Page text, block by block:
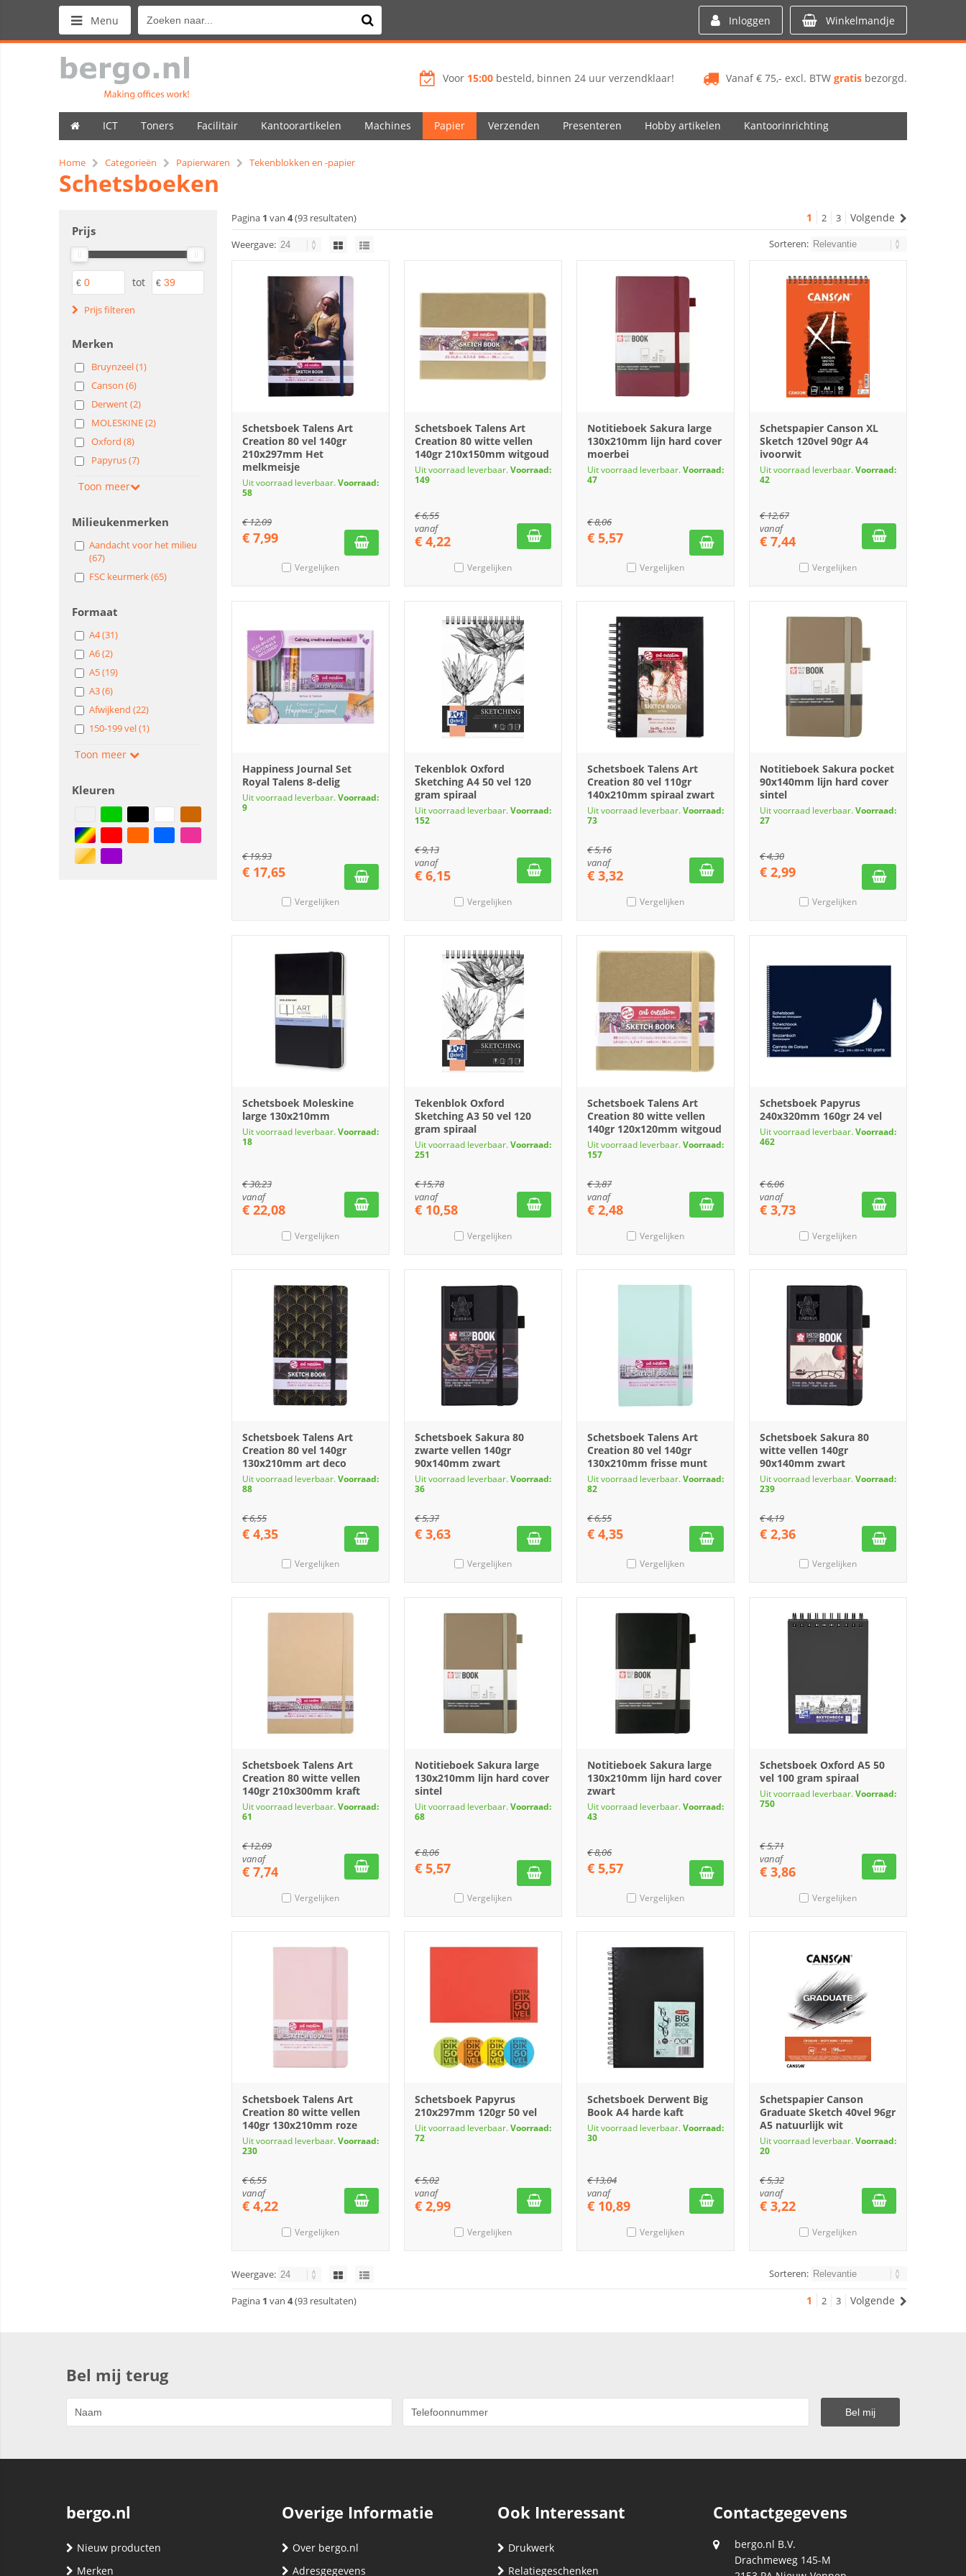
Menu Inloggen Winkelmandje
Vanaf € 75,- excl. BTW gratis bezorgd.
Voor 15:00 besteld, binnen 24 uur verzendklaar!
ICT Toners Facilitair Kantoorartikelen Machines Papier Verzenden Presenteren Hobby artikelen Kantoorinrichting
Home Categorieën Papierwaren Tekenblokken en -papier
Schetsboeken
Prijs
€ tot €
Prijs filteren
Merken
Bruynzeel (1)
Canson (6)
Derwent (2)
MOLESKINE (2)
Oxford (8)
Papyrus (7)
Toon meer
Milieukenmerken
Aandacht voor het milieu
(67)
FSC keurmerk (65)
Formaat
A4 (31)
A6 (2)
A5 (19)
A3 (6)
Afwijkend (22)
150-199 vel (1)
Toon meer
Kleuren
Pagina 1 van 4(93 resultaten) 1 2 3 Volgende
Weergave: Sorteren:
Schetsboek Talens Art
Creation 80 vel 140gr
210x297mm Het
melkmeisje
Uit voorraad leverbaar.Voorraad:
58
€12,09
€ 7,99
Vergelijken
Schetsboek Talens Art
Creation 80 witte vellen
140gr 210x150mm witgoud
Uit voorraad leverbaar.Voorraad:
149
€6,55
vanaf
€ 4,22
Vergelijken
Notitieboek Sakura large
130x210mm lijn hard cover
moerbei
Uit voorraad leverbaar.Voorraad:
47
€8,06
€ 5,57
Vergelijken
Schetspapier Canson XL
Sketch 120vel 90gr A4
ivoorwit
Uit voorraad leverbaar.Voorraad:
42
€12,67
vanaf
€ 7,44
Vergelijken
Happiness Journal Set
Royal Talens 8-delig
Uit voorraad leverbaar.Voorraad:
9
€19,93
€ 17,65
Vergelijken
Tekenblok Oxford
Sketching A4 50 vel 120
gram spiraal
Uit voorraad leverbaar.Voorraad:
152
€9,13
vanaf
€ 6,15
Vergelijken
Schetsboek Talens Art
Creation 80 vel 110gr
140x210mm spiraal zwart
Uit voorraad leverbaar.Voorraad:
73
€5,16
vanaf
€ 3,32
Vergelijken
Notitieboek Sakura pocket
90x140mm lijn hard cover
sintel
Uit voorraad leverbaar.Voorraad:
27
€4,30
€ 2,99
Vergelijken
Schetsboek Moleskine
large 130x210mm
Uit voorraad leverbaar.Voorraad:
18
€30,23
vanaf
€ 22,08
Vergelijken
Tekenblok Oxford
Sketching A3 50 vel 120
gram spiraal
Uit voorraad leverbaar.Voorraad:
251
€15,78
vanaf
€ 10,58
Vergelijken
Schetsboek Talens Art
Creation 80 witte vellen
140gr 120x120mm witgoud
Uit voorraad leverbaar.Voorraad:
157
€3,87
vanaf
€ 2,48
Vergelijken
Schetsboek Papyrus
240x320mm 160gr 24 vel
Uit voorraad leverbaar.Voorraad:
462
€6,06
vanaf
€ 3,73
Vergelijken
Schetsboek Talens Art
Creation 80 vel 140gr
130x210mm art deco
Uit voorraad leverbaar.Voorraad:
88
€6,55
€ 4,35
Vergelijken
Schetsboek Sakura 80
zwarte vellen 140gr
90x140mm zwart
Uit voorraad leverbaar.Voorraad:
36
€5,37
€ 3,63
Vergelijken
Schetsboek Talens Art
Creation 80 vel 140gr
130x210mm frisse munt
Uit voorraad leverbaar.Voorraad:
82
€6,55
€ 4,35
Vergelijken
Schetsboek Sakura 80
witte vellen 140gr
90x140mm zwart
Uit voorraad leverbaar.Voorraad:
239
€4,19
€ 2,36
Vergelijken
Schetsboek Talens Art
Creation 80 witte vellen
140gr 210x300mm kraft
Uit voorraad leverbaar.Voorraad:
61
€12,09
vanaf
€ 7,74
Vergelijken
Notitieboek Sakura large
130x210mm lijn hard cover
sintel
Uit voorraad leverbaar.Voorraad:
68
€8,06
€ 5,57
Vergelijken
Notitieboek Sakura large
130x210mm lijn hard cover
zwart
Uit voorraad leverbaar.Voorraad:
43
€8,06
€ 5,57
Vergelijken
Schetsboek Oxford A5 50
vel 100 gram spiraal
Uit voorraad leverbaar.Voorraad:
750
€5,71
vanaf
€ 3,86
Vergelijken
Schetsboek Talens Art
Creation 80 witte vellen
140gr 130x210mm roze
Uit voorraad leverbaar.Voorraad:
230
€6,55
vanaf
€ 4,22
Vergelijken
Schetsboek Papyrus
210x297mm 120gr 50 vel
Uit voorraad leverbaar.Voorraad:
72
€5,02
vanaf
€ 2,99
Vergelijken
Schetsboek Derwent Big
Book A4 harde kaft
Uit voorraad leverbaar.Voorraad:
30
€13,04
vanaf
€ 10,89
Vergelijken
Schetspapier Canson
Graduate Sketch 40vel 96gr
A5 natuurlijk wit
Uit voorraad leverbaar.Voorraad:
20
€5,32
vanaf
€ 3,22
Vergelijken
Weergave: Sorteren:
Pagina 1 van 4(93 resultaten) 1 2 3 Volgende
Bel mij terug
bergo.nl
Nieuw producten
Merken
Overige Informatie
Over bergo.nl
Adresgegevens
Ook Interessant
Drukwerk
Relatiegeschenken
Contactgegevens
bergo.nl B.V.
Drachmeweg 145-M